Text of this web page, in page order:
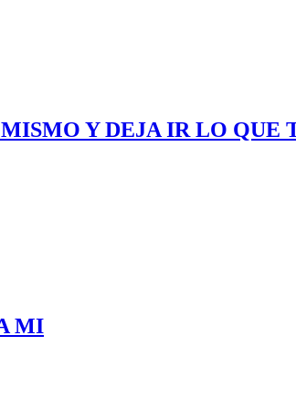
Y DEJA IR LO QUE
MI